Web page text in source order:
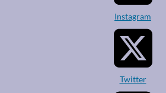
Instagram
Twitter